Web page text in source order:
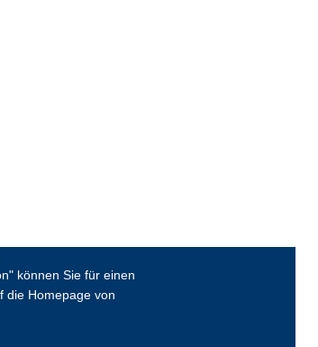
können Sie für einen
die Homepage von